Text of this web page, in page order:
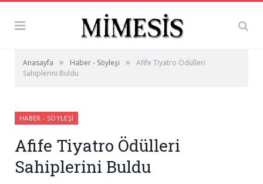
Anasayfa » Haber - Söyleşi »
Afife Tiyatro Ödülleri
Sahiplerini Buldu
HABER - SÖYLEŞI
Afife Tiyatro Ödülleri
Sahiplerini Buldu